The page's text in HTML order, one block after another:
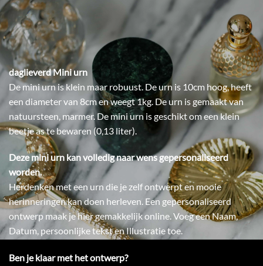
daglieverd Mini urn
De mini urn is klein maar robuust. De urn is 10cm hoog, heeft
een diameter van 8cm en weegt 1kg. De urn is gemaakt van
natuursteen, marmer. De mini urn is geschikt om een klein
beetje as te bewaren (0,13 liter).
Deze mini urn kan volledig naar wens gepersonaliseerd
worden.
Herdenken met een urn die je zelf ontwerpt en mooie
herinneringen kan doen herleven. Een gepersonaliseerd
ontwerp maak je hier gemakkelijk online. Voeg een Naam,
Datum, persoonlijke tekst en Illustratie toe.
Ben je klaar met het ontwerp?